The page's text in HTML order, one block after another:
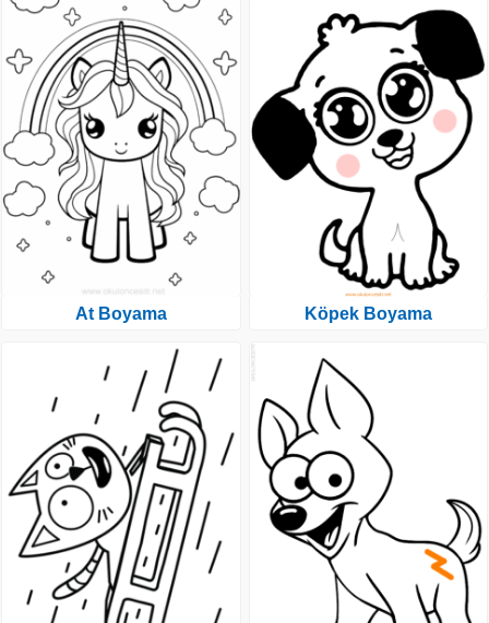
At Boyama Köpek Boyama